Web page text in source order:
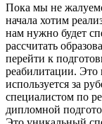
Пока мы не
начала хотим
нам нужно будет
рассчитать
перейти к
реабилитации. Это
используется за
специалистом по
дипломной